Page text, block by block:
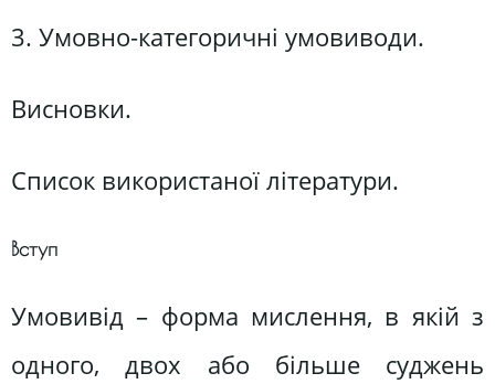
3. Умовно-категоричні умовиводи.
Висновки.
Список використаної літератури.
Вступ
Умовивід – форма мислення, в якій з
одного, двох або більше суджень